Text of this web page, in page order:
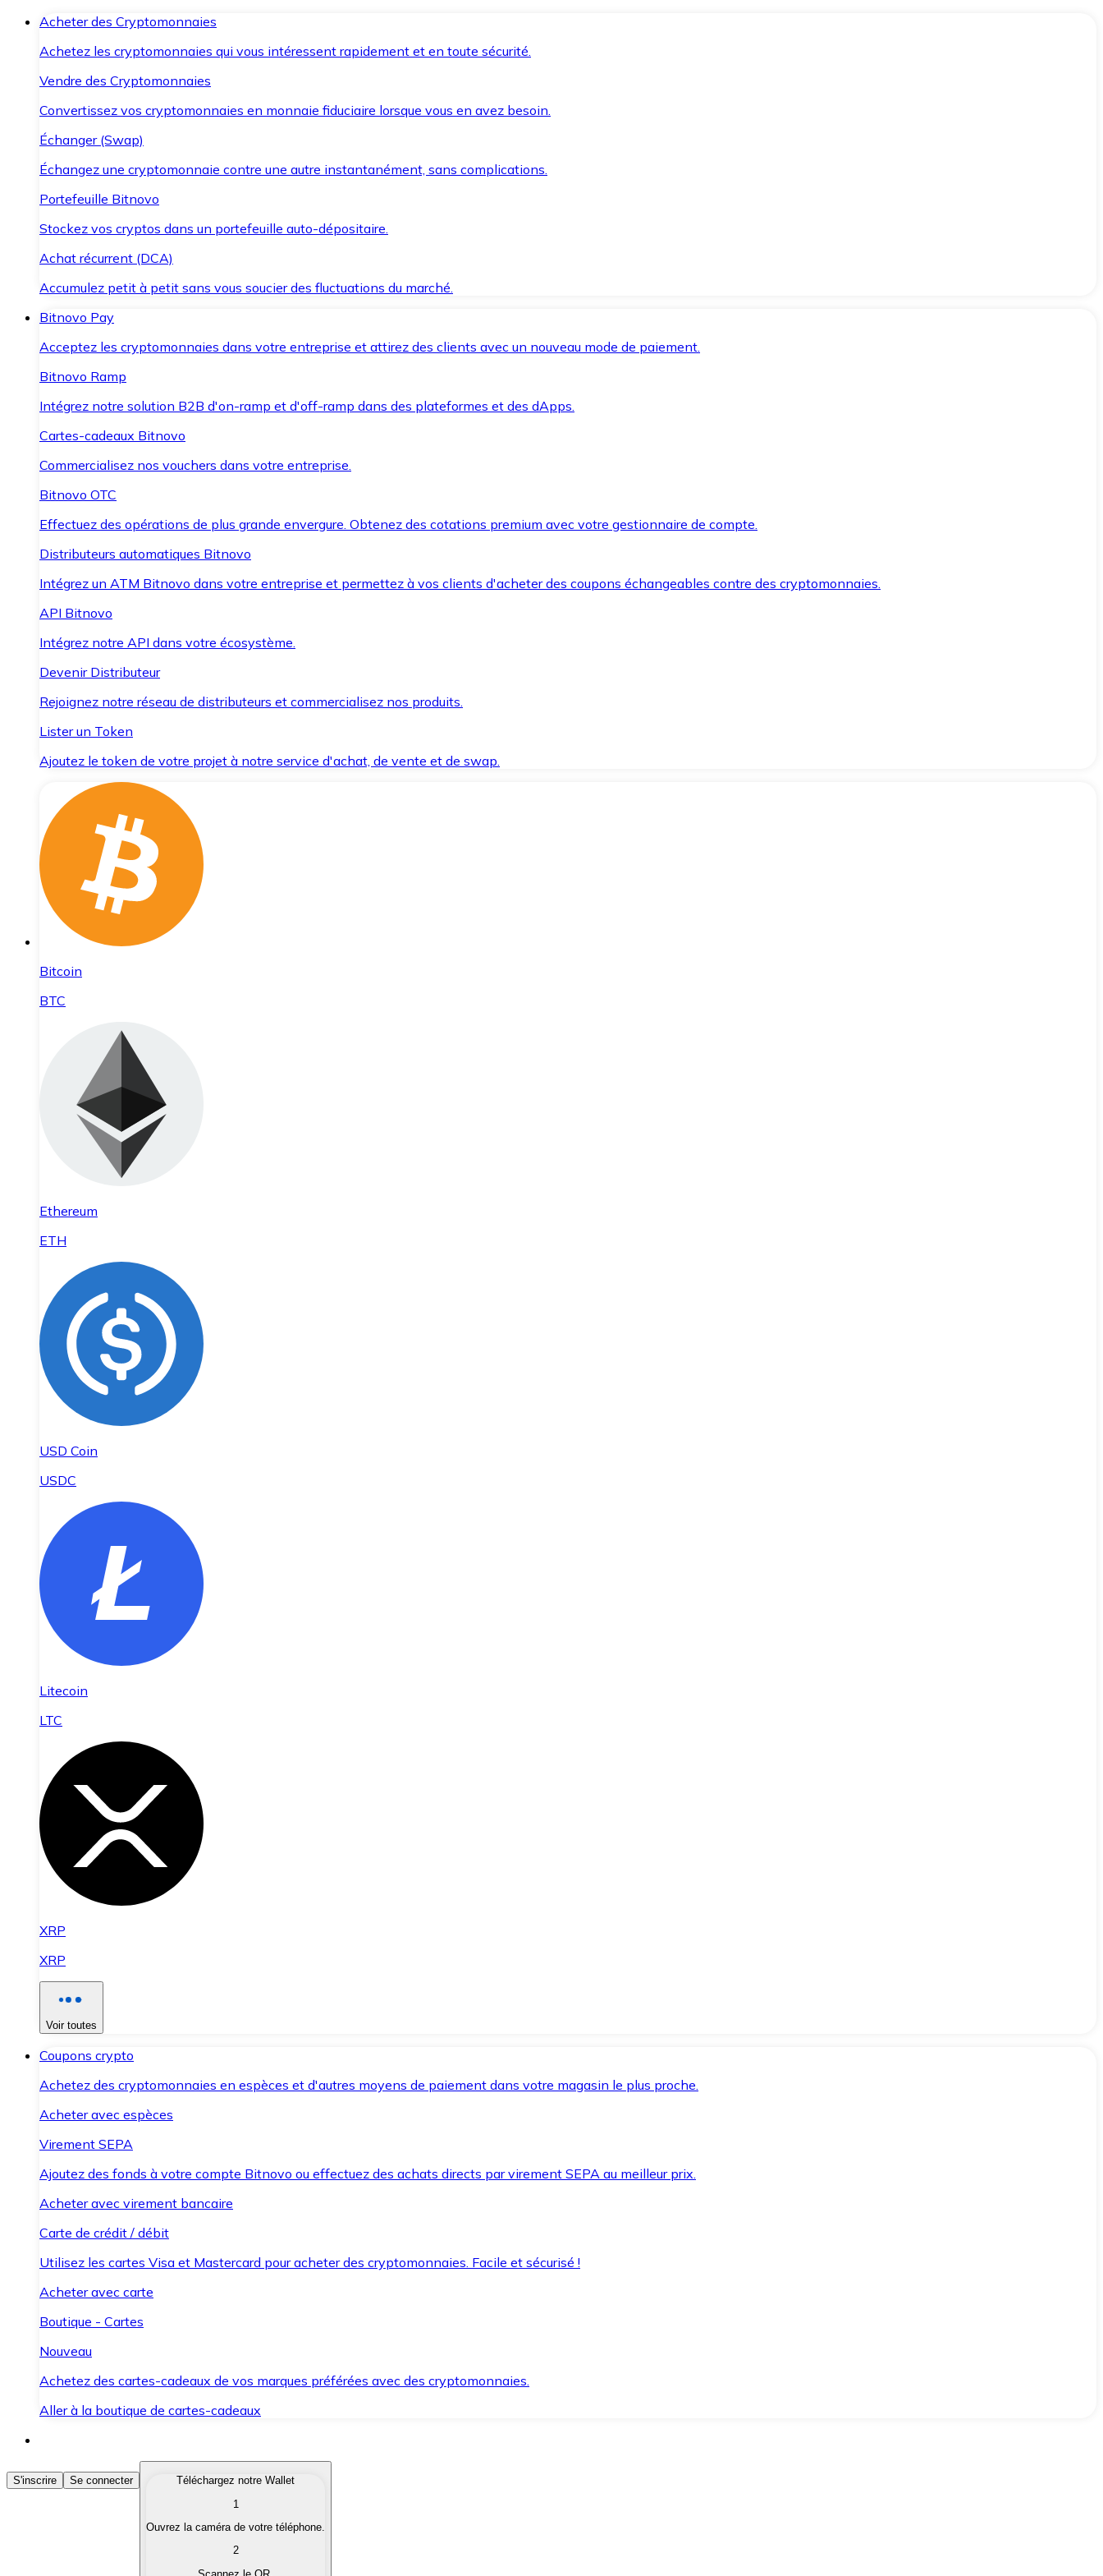
Acheter des Cryptomonnaies
Achetez les cryptomonnaies qui vous intéressent rapidement et en toute sécurité.
Vendre des Cryptomonnaies
Convertissez vos cryptomonnaies en monnaie fiduciaire lorsque vous en avez besoin.
Échanger (Swap)
Échangez une cryptomonnaie contre une autre instantanément, sans complications.
Portefeuille Bitnovo
Stockez vos cryptos dans un portefeuille auto-dépositaire.
Achat récurrent (DCA)
Accumulez petit à petit sans vous soucier des fluctuations du marché.
Bitnovo Pay
Acceptez les cryptomonnaies dans votre entreprise et attirez des clients avec un nouveau mode de paiement.
Bitnovo Ramp
Intégrez notre solution B2B d'on-ramp et d'off-ramp dans des plateformes et des dApps.
Cartes-cadeaux Bitnovo
Commercialisez nos vouchers dans votre entreprise.
Bitnovo OTC
Effectuez des opérations de plus grande envergure. Obtenez des cotations premium avec votre gestionnaire de compte.
Distributeurs automatiques Bitnovo
Intégrez un ATM Bitnovo dans votre entreprise et permettez à vos clients d'acheter des coupons échangeables contre des cryptomonnaies.
API Bitnovo
Intégrez notre API dans votre écosystème.
Devenir Distributeur
Rejoignez notre réseau de distributeurs et commercialisez nos produits.
Lister un Token
Ajoutez le token de votre projet à notre service d'achat, de vente et de swap.
Bitcoin
BTC
Ethereum
ETH
USD Coin
USDC
Litecoin
LTC
XRP
XRP
Voir toutes
Coupons crypto
Achetez des cryptomonnaies en espèces et d'autres moyens de paiement dans votre magasin le plus proche.
Acheter avec espèces
Virement SEPA
Ajoutez des fonds à votre compte Bitnovo ou effectuez des achats directs par virement SEPA au meilleur prix.
Acheter avec virement bancaire
Carte de crédit / débit
Utilisez les cartes Visa et Mastercard pour acheter des cryptomonnaies. Facile et sécurisé !
Acheter avec carte
Boutique - Cartes
Nouveau
Achetez des cartes-cadeaux de vos marques préférées avec des cryptomonnaies.
Aller à la boutique de cartes-cadeaux
Acheter des Cryptomonnaies
Achetez les cryptomonnaies qui vous intéressent rapidement et en toute sécurité.
Convertissez vos cryptomonnaies en monnaie fiduciaire lorsque vous en avez besoin.
S'inscrire Se connecter
Téléchargez notre Wallet
1
Ouvrez la caméra de votre téléphone.
2